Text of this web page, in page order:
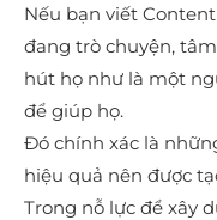
Nếu bạn viết
đang trò chuyện,
hút họ như là một
để giúp họ.
Đó chính xác là
hiệu quả nên được
Trong nỗ lực để xây